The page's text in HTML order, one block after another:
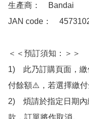
生產商：　Bandai
JAN code：　
＜＜預訂須知：＞＞
1)　此乃訂購頁面，
付餘額⚠️，若選擇繳付
2)　煩請於指定日期
款，訂單將作取消。